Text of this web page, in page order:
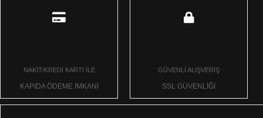
NAKİT/KREDİ KARTI İLE
KAPIDA ÖDEME İMKANI
GÜVENLİ ALIŞVERİŞ
SSL GÜVENLİĞİ